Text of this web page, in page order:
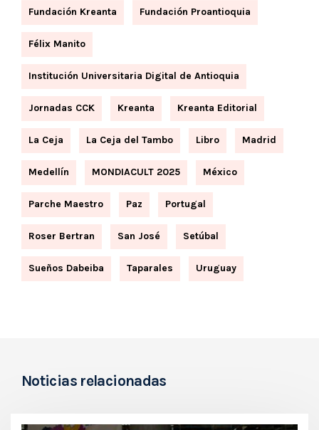
Fundación Kreanta Fundación Proantioquia
Félix Manito
Institución Universitaria Digital de Antioquia
Jornadas CCK Kreanta Kreanta Editorial
La Ceja La Ceja del Tambo Libro Madrid
Medellín MONDIACULT 2025 México
Parche Maestro Paz Portugal
Roser Bertran San José Setúbal
Sueños Dabeiba Taparales Uruguay
Noticias relacionadas